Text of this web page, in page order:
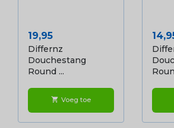
Prijs
19,95
Differnz
Douchestang
Round ...
shopping_cart Voeg toe
Prijs